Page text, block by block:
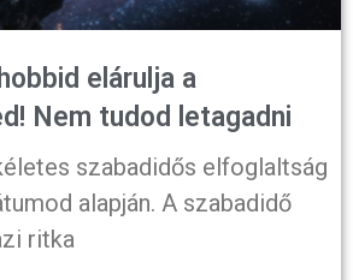
elárulja a
Nem tudod letagadni
szabadidős elfoglaltság
alapján. A szabadidő
ritka